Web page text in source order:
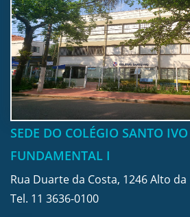
SEDE DO COLÉGIO SANTO
FUNDAMENTAL I
Rua Duarte da Costa, 1246 Alto da
Tel. 11 3636-0100